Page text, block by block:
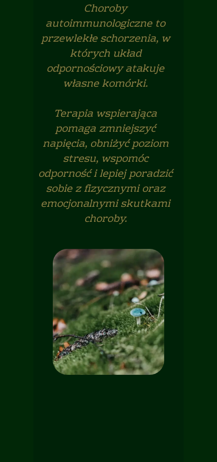
Choroby
autoimmunologiczne to
przewlekłe schorzenia, w
których układ
odpornościowy atakuje
własne komórki.
Terapia wspierająca
pomaga zmniejszyć
napięcia, obniżyć poziom
stresu, wspomóc
odporność i lepiej poradzić
sobie z fizycznymi oraz
emocjonalnymi skutkami
choroby.